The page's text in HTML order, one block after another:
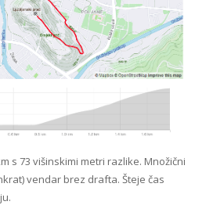
s 73 višinskimi metri razlike. Množični
vendar brez drafta. Šteje čas